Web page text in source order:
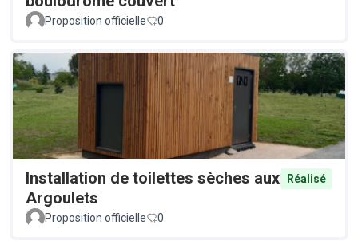
Proposition officielle 0
Installation de toilettes sèches aux
Argoulets
Réalisé
Proposition officielle 0